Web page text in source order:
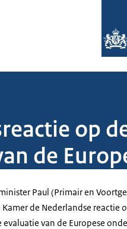
op
de
Paul (Primair en
de Nederlandse reactie
evaluatie van de Europese